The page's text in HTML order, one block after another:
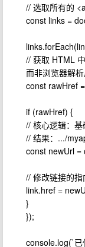
// 选取所有的
const links =
// 获取 HTML
而非浏览器解
const rawHref
if (rawHref) {
// 核心逻辑：
// 结果：.../
const newUrl =
// 修改链接的指
link.href =
}
});
console.log(`